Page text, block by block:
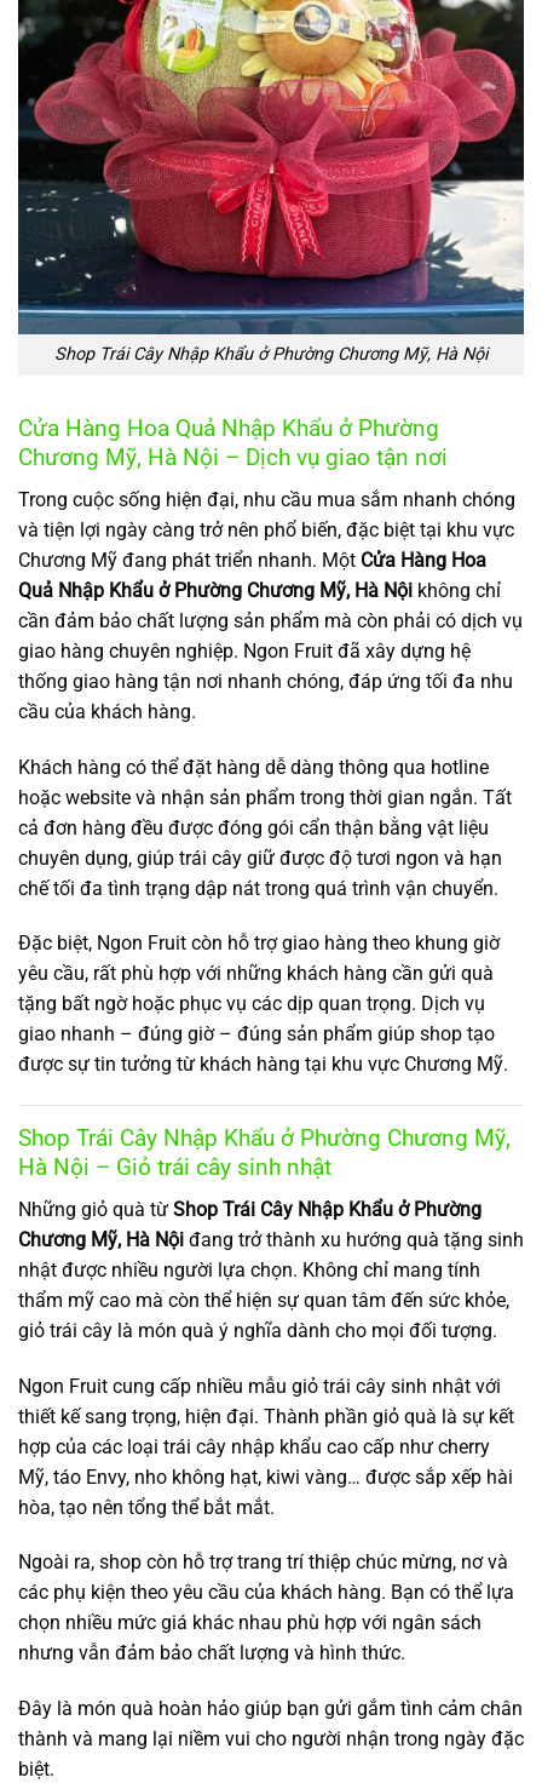
Shop Trái Cây Nhập Khẩu ở Phường Chương Mỹ, Hà Nội
Cửa Hàng Hoa Quả Nhập Khẩu ở Phường
Chương Mỹ, Hà Nội – Dịch vụ giao tận nơi
Trong cuộc sống hiện đại, nhu cầu mua sắm nhanh chóng
và tiện lợi ngày càng trở nên phổ biến, đặc biệt tại khu vực
Chương Mỹ đang phát triển nhanh. Một Cửa Hàng Hoa
Quả Nhập Khẩu ở Phường Chương Mỹ, Hà Nội không chỉ
cần đảm bảo chất lượng sản phẩm mà còn phải có dịch vụ
giao hàng chuyên nghiệp. Ngon Fruit đã xây dựng hệ
thống giao hàng tận nơi nhanh chóng, đáp ứng tối đa nhu
cầu của khách hàng.
Khách hàng có thể đặt hàng dễ dàng thông qua hotline
hoặc website và nhận sản phẩm trong thời gian ngắn. Tất
cả đơn hàng đều được đóng gói cẩn thận bằng vật liệu
chuyên dụng, giúp trái cây giữ được độ tươi ngon và hạn
chế tối đa tình trạng dập nát trong quá trình vận chuyển.
Đặc biệt, Ngon Fruit còn hỗ trợ giao hàng theo khung giờ
yêu cầu, rất phù hợp với những khách hàng cần gửi quà
tặng bất ngờ hoặc phục vụ các dịp quan trọng. Dịch vụ
giao nhanh – đúng giờ – đúng sản phẩm giúp shop tạo
được sự tin tưởng từ khách hàng tại khu vực Chương Mỹ.
Shop Trái Cây Nhập Khẩu ở Phường Chương Mỹ,
Hà Nội – Giỏ trái cây sinh nhật
Những giỏ quà từ Shop Trái Cây Nhập Khẩu ở Phường
Chương Mỹ, Hà Nội đang trở thành xu hướng quà tặng sinh
nhật được nhiều người lựa chọn. Không chỉ mang tính
thẩm mỹ cao mà còn thể hiện sự quan tâm đến sức khỏe,
giỏ trái cây là món quà ý nghĩa dành cho mọi đối tượng.
Ngon Fruit cung cấp nhiều mẫu giỏ trái cây sinh nhật với
thiết kế sang trọng, hiện đại. Thành phần giỏ quà là sự kết
hợp của các loại trái cây nhập khẩu cao cấp như cherry
Mỹ, táo Envy, nho không hạt, kiwi vàng… được sắp xếp hài
hòa, tạo nên tổng thể bắt mắt.
Ngoài ra, shop còn hỗ trợ trang trí thiệp chúc mừng, nơ và
các phụ kiện theo yêu cầu của khách hàng. Bạn có thể lựa
chọn nhiều mức giá khác nhau phù hợp với ngân sách
nhưng vẫn đảm bảo chất lượng và hình thức.
Đây là món quà hoàn hảo giúp bạn gửi gắm tình cảm chân
thành và mang lại niềm vui cho người nhận trong ngày đặc
biệt.